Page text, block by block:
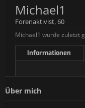
Michael1
Forenaktivist, 60
Michael1 wurde zuletzt
Informationen
Über mich